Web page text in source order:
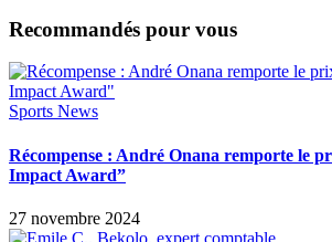
Recommandés pour vous
Sports News
Récompense : André Onana remporte le
Impact Award”
27 novembre 2024